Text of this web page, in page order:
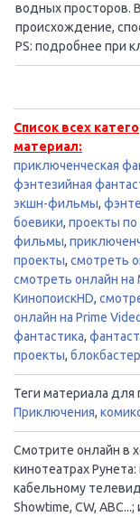
водных просторов.
происхождение,
PS: подробнее при
Список всех
материал:
приключенческая
фэнтезийная
экшн-фильмы,
боевики, проекты
фильмы,
проекты, смотреть
смотреть онлайн на
КинопоискHD,
онлайн на Prime
фантастика,
проекты,
Теги материала для
Приключения,
Смотрите онлайн в
кинотеатрах
кабельному
Showtime, CW,